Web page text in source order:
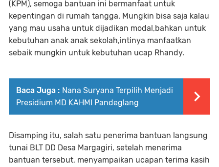
(KPM), semoga bantuan ini bermanfaat untuk
kepentingan di rumah tangga. Mungkin bisa saja kalau
yang mau usaha untuk dijadikan modal,bahkan untuk
kebutuhan anak anak sekolah,intinya manfaatkan
sebaik mungkin untuk kebutuhan ucap Rhandy.
Baca Juga : Nana Suryana Terpilih Menjadi
Presidium MD KAHMI Pandeglang
Disamping itu, salah satu penerima bantuan langsung
tunai BLT DD Desa Margagiri, setelah menerima
bantuan tersebut, menyampaikan ucapan terima kasih